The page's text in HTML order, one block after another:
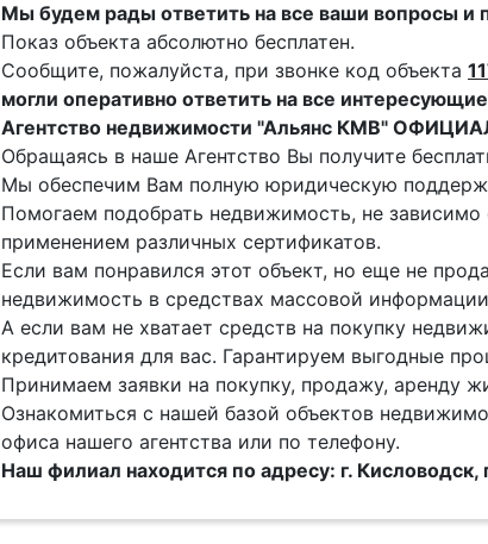
Мы будем рады ответить на все ваши вопросы и
Показ объекта абсолютно бесплатен.
Сообщите, пожалуйста, при звонке код объекта
могли оперативно ответить на все
Агентство недвижимости "Альянс КМВ"
Обращаясь в наше Агентство Вы получите
Мы обеспечим Вам полную юридическую
Помогаем подобрать недвижимость, не зависимо
применением различных сертификатов.
Если вам понравился этот объект, но еще не
недвижимость в средствах массовой
А если вам не хватает средств на покупку
кредитования для вас. Гарантируем выгодные
Принимаем заявки на покупку, продажу, аренду
Ознакомиться с нашей базой объектов
офиса нашего агентства или по телефону.
Наш филиал находится по адресу: г.